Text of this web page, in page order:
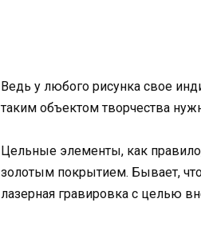
Ведь у любого рисунка свое
таким объектом творчества
Цельные элементы, как
золотым покрытием. Бывает,
лазерная гравировка с целью